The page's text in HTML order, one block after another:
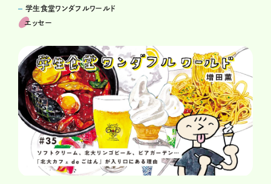
学生食堂ワンダフルワールド
エッセー